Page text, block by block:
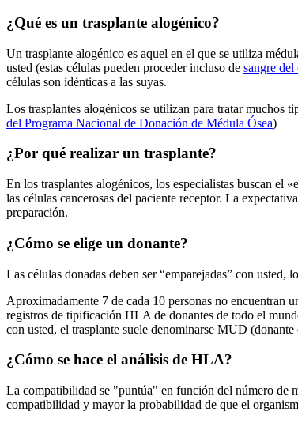
¿Qué es un trasplante alogénico?
Un trasplante alogénico es aquel en el que se utiliza
usted (estas células pueden proceder incluso de sangre
células son idénticas a las suyas.
Los trasplantes alogénicos se utilizan para tratar muchos
del Programa Nacional de Donación de Médula Ósea)
¿Por qué realizar un trasplante?
En los trasplantes alogénicos, los especialistas buscan el
las células cancerosas del paciente receptor. La
preparación.
¿Cómo se elige un donante?
Las células donadas deben ser “emparejadas” con
Aproximadamente 7 de cada 10 personas no encuentran
registros de tipificación HLA de donantes de todo el
con usted, el trasplante suele denominarse MUD
¿Cómo se hace el análisis de HLA?
La compatibilidad se "puntúa" en función del número de
compatibilidad y mayor la probabilidad de que el